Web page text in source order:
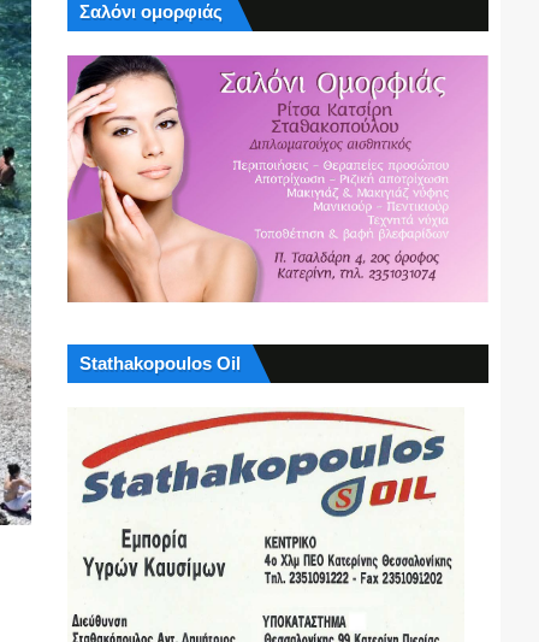
Σαλόνι ομορφιάς
Stathakopoulos Oil